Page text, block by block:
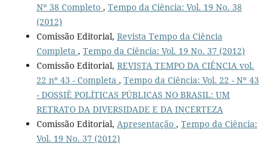
Nº 38 Completo , Tempo da Ciência: Vol. 19 No. 38
(2012)
Comissão Editorial, Revista Tempo da Ciência
Completa , Tempo da Ciência: Vol. 19 No. 37 (2012)
Comissão Editorial, REVISTA TEMPO DA CIÊNCIA vol.
22 nº 43 - Completa , Tempo da Ciência: Vol. 22 - Nº 43
- DOSSIÊ POLÍTICAS PÚBLICAS NO BRASIL: UM
RETRATO DA DIVERSIDADE E DA INCERTEZA
Comissão Editorial, Apresentação , Tempo da Ciência:
Vol. 19 No. 37 (2012)